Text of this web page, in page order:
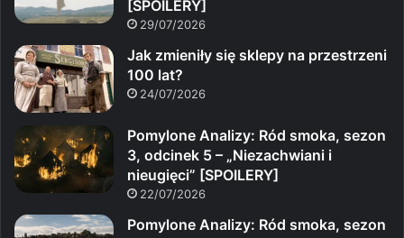
[SPOILERY]
29/07/2026
Jak zmieniły się sklepy na przestrzeni
100 lat?
24/07/2026
Pomylone Analizy: Ród smoka, sezon
3, odcinek 5 – „Niezachwiani i
nieugięci” [SPOILERY]
22/07/2026
Pomylone Analizy: Ród smoka, sezon